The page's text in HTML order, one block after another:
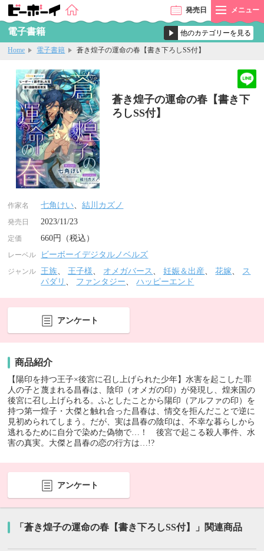
発売日 メニュー
電子書籍
Home 電子書籍 蒼き煌子の運命の春【書き下ろしSS付】
蒼き煌子の運命の春【書き下
ろしSS付】
作家名 七角けい、結川カズノ
発売日 2023/11/23
定価 660円（税込）
レーベル ビーボーイデジタルノベルズ
ジャンル 王族、 王子様、 オメガバース 、妊娠＆出産、花嫁、 ス
パダリ 、 ファンタジー、ハッピーエンド
アンケート
商品紹介
【陽印を持つ王子×後宮に召し上げられた少年】水害を起こした罪
人の子と蔑まれる昌春は、陰印（オメガの印）が発現し、煌来国の
後宮に召し上げられる。ふとしたことから陽印（アルファの印）を
持つ第一煌子・大傑と触れ合った昌春は、情交を拒んだことで逆に
見初められてしまう。だが、実は昌春の陰印は、不幸な暮らしから
逃れるために自分で染めた偽物で…！ 後宮で起こる殺人事件、水
害の真実。大傑と昌春の恋の行方は…!?
アンケート
「蒼き煌子の運命の春【書き下ろしSS付】」関連商品